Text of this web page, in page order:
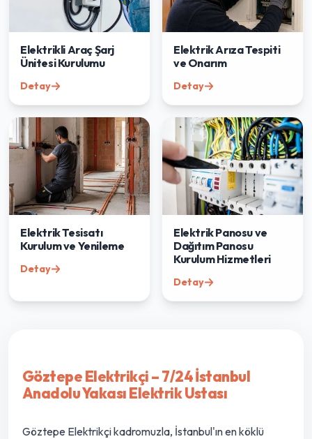
Elektrikli Araç Şarj
Ünitesi Kurulumu
Detay
Elektrik Arıza Tespiti
ve Onarım
Detay
Elektrik Tesisatı
Kurulum ve Yenileme
Detay
Elektrik Panosu ve
Dağıtım Panosu
Kurulum Hizmetleri
Detay
Göztepe Elektrikçi – 7/24 İstanbul
Anadolu Yakası Elektrik Ustası
Göztepe Elektrikçi kadromuzla, İstanbul'ın en köklü